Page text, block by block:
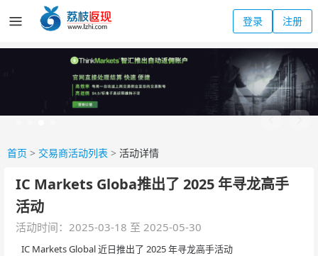
登录 注册
首页 > 交易商活动列表 > 活动详情
IC Markets Globa推出了 2025 年寻龙高手
活动
活动时间：2025-03-18 至 2025-05-30
IC Markets Global 近日推出了 2025 年寻龙高手活动